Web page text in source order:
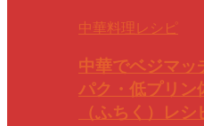
中華料理レシピ
中華でベジマッ
パク・低プリン
（ふちく）レシ